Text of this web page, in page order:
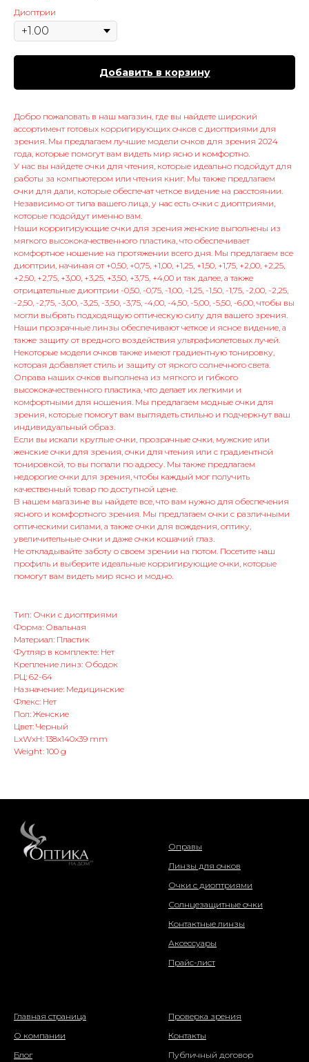
Диоптрии
Добавить в корзину
Добро пожаловать в наш магазин, где вы найдете широкий
ассортимент готовых корригирующих очков с диоптриями для
зрения. Мы предлагаем лучшие модели очков для зрения 2024
года, которые помогут вам видеть мир ясно и комфортно.
У нас вы найдете очки для чтения, которые идеально подойдут для
работы за компьютером или чтения книг. Мы также предлагаем
очки для дали, которые обеспечат четкое видение на расстоянии.
Независимо от типа вашего лица, у нас есть очки с диоптриями,
которые подойдут именно вам.
Наши корригирующие очки для зрения женские выполнены из
мягкого высококачественного пластика, что обеспечивает
комфортное ношение на протяжении всего дня. Мы предлагаем все
диоптрии, начиная от +0,50, +0,75, +1,00, +1,25, +1,50, +1,75, +2,00, +2,25,
+2,50, +2,75, +3,00, +3,25, +3,50, +3,75, +4,00 и так далее, а также
отрицательные диоптрии -0,50, -0,75, -1,00, -1,25, -1,50, -1,75, -2,00, -2,25,
-2,50, -2,75, -3,00, -3,25, -3,50, -3,75, -4,00, -4,50, -5,00, -5,50, -6,00, чтобы вы
могли выбрать подходящую оптическую силу для вашего зрения.
Наши прозрачные линзы обеспечивают четкое и ясное видение, а
также защиту от вредного воздействия ультрафиолетовых лучей.
Некоторые модели очков также имеют градиентную тонировку,
которая добавляет стиль и защиту от яркого солнечного света.
Оправа наших очков выполнена из мягкого и гибкого
высококачественного пластика, что делает их легкими и
комфортными для ношения. Мы предлагаем модные очки для
зрения, которые помогут вам выглядеть стильно и подчеркнут ваш
индивидуальный образ.
Если вы искали круглые очки, прозрачные очки, мужские или
женские очки для зрения, очки для чтения или с градиентной
тонировкой, то вы попали по адресу. Мы также предлагаем
недорогие очки для зрения, чтобы каждый мог получить
качественный товар по доступной цене.
В нашем магазине вы найдете все, что вам нужно для обеспечения
ясного и комфортного зрения. Мы предлагаем очки с различными
оптическими силами, а также очки для вождения, оптику,
увеличительные очки и даже очки кошачий глаз.
Не откладывайте заботу о своем зрении на потом. Посетите наш
профиль и выберите идеальные корригирующие очки, которые
помогут вам видеть мир ясно и модно.
Тип: Очки с диоптриями
Форма: Овальная
Материал: Пластик
Футляр в комплекте: Нет
Крепление линз: Ободок
РЦ: 62-64
Назначение: Медицинские
Флекс: Нет
Пол: Женские
Цвет: Черный
LxWxH: 138x140x39 mm
Weight: 100 g
Оправы
Линзы для очков
Очки с диоптриями
Солнцезащитные очки
Контактные линзы
Аксессуары
Прайс-лист
Главная страница
О компании
Блог
Проверка зрения
Контакты
Публичный договор